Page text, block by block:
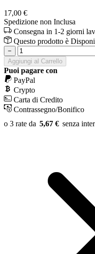
17,00 €
Spedizione non Inclusa
Consegna in 1-2 giorni
Questo prodotto è
−
Aggiungi al Carrello
Puoi pagare con
PayPal
Crypto
Carta di Credito
Contrassegno/Bonifico
5,67 €